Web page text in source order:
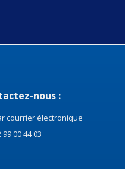
nous :
courrier électronique
99 00 44 03